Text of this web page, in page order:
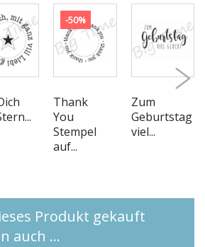
-50%
Thank
You
Stempel
auf...
Zum
Geburtstag
viel...
Produkt gekauft
auch ...